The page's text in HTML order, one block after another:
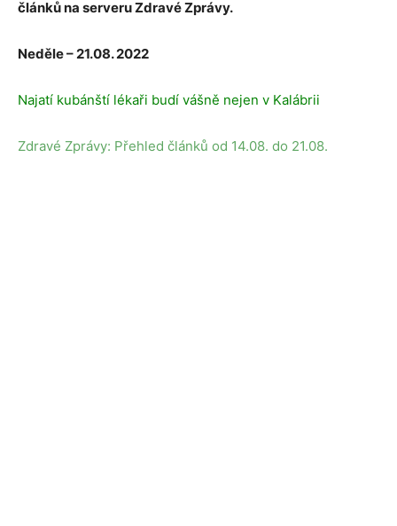
článků na serveru Zdravé Zprávy.
Neděle – 21.08. 2022
Najatí kubánští lékaři budí vášně nejen v Kalábrii
Zdravé Zprávy: Přehled článků od 14.08. do 21.08.